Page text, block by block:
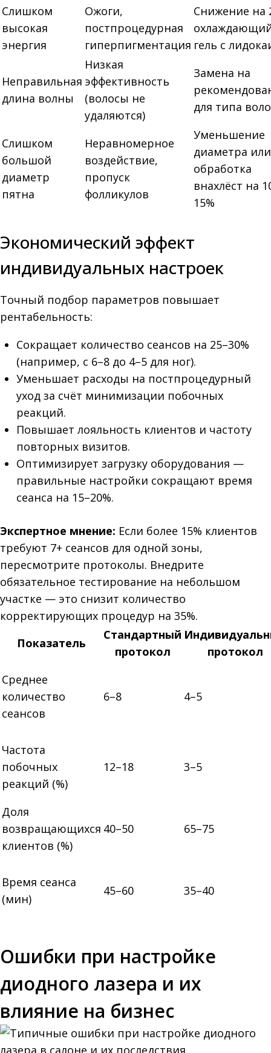
Слишком
высокая
энергия
Ожоги,
постпроцедурная
гиперпигментация
Снижение на
гель с
Неправильная
длина волны
Низкая
эффективность
(волосы не
удаляются)
Замена на
для типа
Слишком
большой
диаметр
пятна
Неравномерное
воздействие,
пропуск
фолликулов
Уменьшение
диаметра или
обработка
внахлёст на
15%
Экономический эффект
индивидуальных настроек
Точный подбор параметров повышает
рентабельность:
Сокращает количество сеансов на 25–30%
(например, с 6–8 до 4–5 для ног).
Уменьшает расходы на постпроцедурный
уход за счёт минимизации побочных
реакций.
Повышает лояльность клиентов и частоту
повторных визитов.
Оптимизирует загрузку оборудования —
правильные настройки сокращают время
сеанса на 15–20%.
Экспертное мнение: Если более 15% клиентов
требуют 7+ сеансов для одной зоны,
пересмотрите протоколы. Внедрите
обязательное тестирование на небольшом
участке — это снизит количество
корректирующих процедур на 35%.
Показатель
Стандартный
протокол
протокол
Среднее
количество
сеансов
6–8 4–5
Частота
побочных
реакций (%)
12–18 3–5
Доля
возвращающихся
клиентов (%)
40–50 65–75
Время сеанса
(мин)
45–60 35–40
Ошибки при настройке
диодного лазера и их
влияние на бизнес